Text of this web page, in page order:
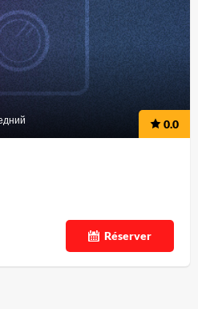
0.0
Réserver